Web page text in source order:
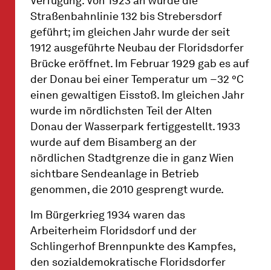
Straßenbahnlinie 132 bis Strebersdorf
geführt; im gleichen Jahr wurde der seit
1912 ausgeführte Neubau der Floridsdorfer
Brücke eröffnet. Im Februar 1929 gab es auf
der Donau bei einer Temperatur um −32 °C
einen gewaltigen Eisstoß. Im gleichen Jahr
wurde im nördlichsten Teil der Alten
Donau der Wasserpark fertiggestellt. 1933
wurde auf dem Bisamberg an der
nördlichen Stadtgrenze die in ganz Wien
sichtbare Sendeanlage in Betrieb
genommen, die 2010 gesprengt wurde.
Im Bürgerkrieg 1934 waren das
Arbeiterheim Floridsdorf und der
Schlingerhof Brennpunkte des Kampfes,
den sozialdemokratische Floridsdorfer